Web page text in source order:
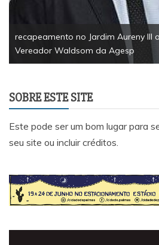
recapeamento no Jardim Aureny III
Vereador Waldsom da Agesp
SOBRE ESTE SITE
Este pode ser um bom lugar para
seu site ou incluir créditos.